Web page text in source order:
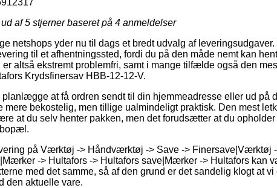
ud af 5 stjerner baseret på 4 anmeldelser
netshops yder nu til dags et bredt udvalg af
til et afhentningssted, fordi du på den måde nemt kan
er altså ekstremt problemfri, samt i mange tilfælde også den
Krydsfinersav HBB-12-12-V.
planlægge at få ordren sendt til din hjemmeadresse eller ud på
mere bekostelig, men tillige ualmindeligt praktisk. Den mest
at du selv henter pakken, men det forudsætter at du
på Værktøj -> Håndværktøj -> Save ->
-> Hultafors -> Hultafors save|Mærker -> Hultafors kan
med det samme, så af den grund er det sandelig klogt at
den aktuelle vare.